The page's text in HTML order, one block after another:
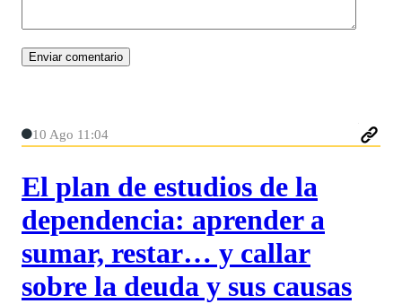
10 Ago 11:04
El plan de estudios de la
dependencia: aprender a
sumar, restar… y callar
sobre la deuda y sus causas